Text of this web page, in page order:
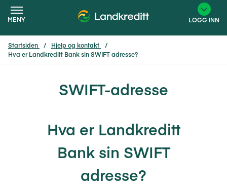
MENY LOGG INN
Startsiden
Hjelp og kontakt
Hva er Landkreditt Bank sin SWIFT adresse?
SWIFT-adresse
Hva er Landkreditt
Bank sin SWIFT
adresse?